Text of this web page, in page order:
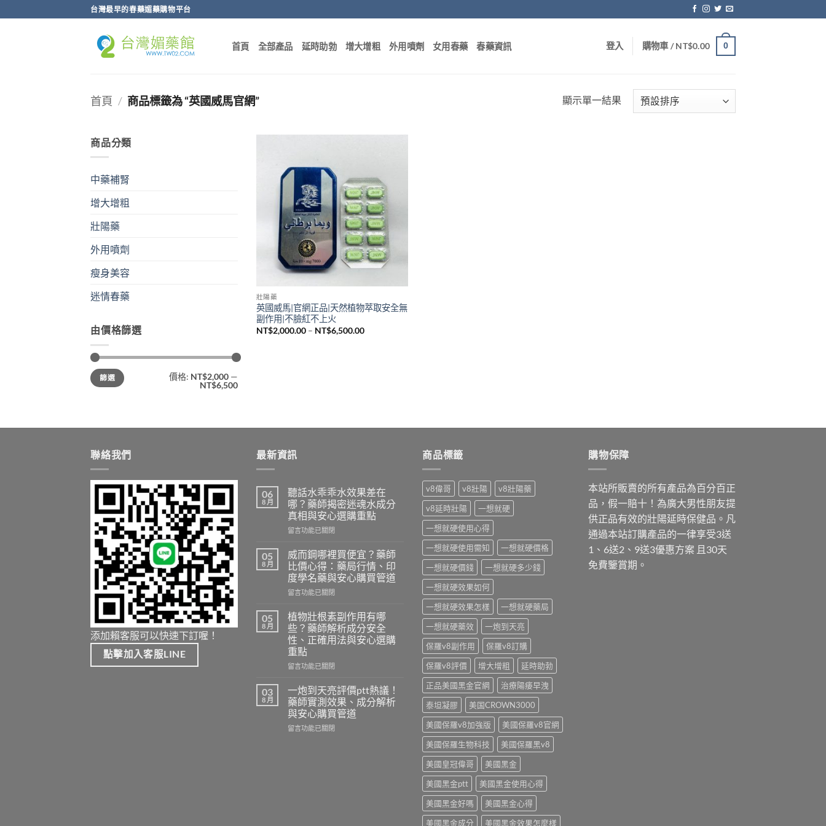
轉
台灣最早的春藥媚藥購物平台
首頁 全部產品 延時助勃 增大增粗 外用噴劑 女用春藥 春藥資訊 登入 購物車 /NT$0.00 0
首頁 / 商品標籤為 “英國威馬官網” 顯示單一結果
商品分類
中藥補腎
增大增粗
壯陽藥
外用噴劑
瘦身美容
迷情春藥
由價格篩選
最
低
價
最
高
價
篩選 價格: NT$2,000 —
NT$6,500
壯陽藥
英國威馬|官網正品|天然植物萃取安全無
副作用|不臉紅不上火
NT$2,000.00 – NT$6,500.00價
聯絡我們
添加賴客服可以快速下訂喔！
點擊加入客服LINE
最新資訊
06
8 月
聽話水乖乖水效果差在
哪？藥師揭密迷魂水成分
真相與安心選購重點
在
話
水
乖
乖
水
果
差
在
哪？
藥
師
迷
魂
水
成
留言功能已關閉
05
8 月
威而鋼哪裡買便宜？藥師
比價心得：藥局行情、印
度學名藥與安心購買管道
在
而
鋼
哪
裡
買
便
師
比
價
心
留言功能已關閉
05
8 月
植物壯根素副作用有哪
些？藥師解析成分安全
性、正確用法與安心選購
重點
在
壯
根
素
副
留言功能已關閉
03
8 月
一炮到天亮評價ptt熱議！
藥師實測效果、成分解析
與安心購買管道
在
留言功能已關閉
商品標籤
v8偉哥 v8壯陽
v8壯陽藥
v8延時壯陽
一想就硬
一想就硬使用心得
一想就硬使用需知
一想就硬價格
一想就硬價錢
一想就硬多少錢
一想就硬效果如何
一想就硬效果怎樣
一想就硬藥局
一想就硬藥效
一炮到天亮
保羅v8副作用
保羅v8訂購
保羅v8評價
增大增粗
延時助勃
正品美國黑金官網
治療陽痿早洩
泰坦凝膠
美国CROWN3000
美國保羅v8加強版
美國保羅v8官網
美國保羅生物科技
美國保羅黑v8
美國皇冠偉哥
美國黑金
美國黑金ptt
美國黑金使用心得
美國黑金好嗎
美國黑金心得
美國黑金成分
美國黑金效果怎麼樣
購物保障
本站所販賣的所有產品為百分百正
品，假一賠十！為廣大男性朋友提
供正品有效的壯陽延時保健品。凡
通過本站訂購產品的一律享受3送
1、6送2、9送3優惠方案 且30天
免費鑒賞期。